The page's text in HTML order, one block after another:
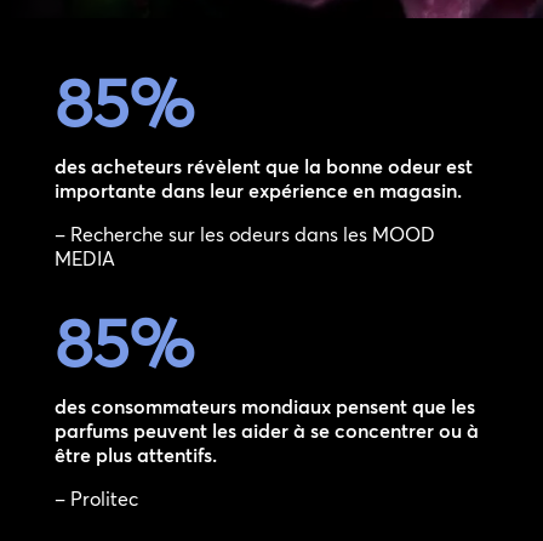
85%
des acheteurs révèlent que la bonne odeur est
importante dans leur expérience en magasin.
– Recherche sur les odeurs dans les MOOD
MEDIA
85%
des consommateurs mondiaux pensent que les
parfums peuvent les aider à se concentrer ou à
être plus attentifs.
– Prolitec